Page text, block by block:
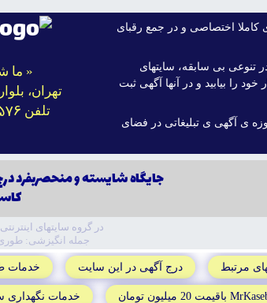
کاملا اختصاصى و در جمع رقباى
تنوعى بى سابقه، سايتهاى
را بيابيد و در آنها آگهى ثبت
ى آگهى ى تبليغاتى در فضاى
« ما
تهران،
تلفن
جايگاه شايسته و منحصربفرد
در گروه سايتهاى
جمله انگيزشى:
مرتبط درج آگهى در اين سايت خدمات
خدمات نگهدارى